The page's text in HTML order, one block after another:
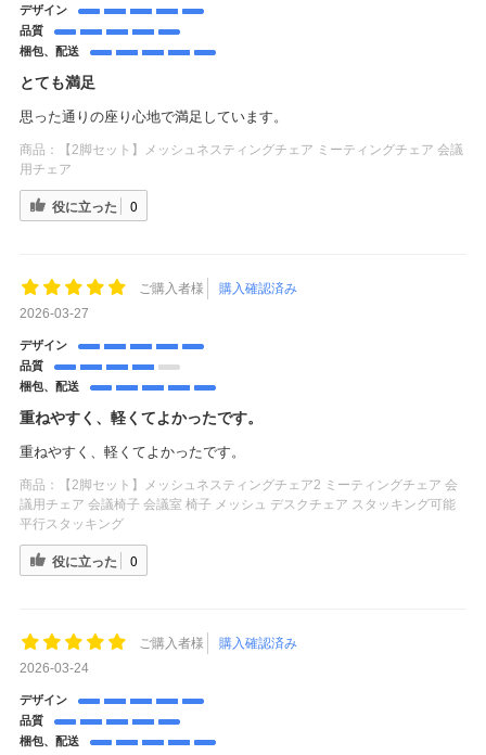
デザイン
品質
梱包、配送
とても満足
思った通りの座り心地で満足しています。
商品：
【2脚セット】メッシュネスティングチェア ミーティングチェア 会議
用チェア
役に立った 0
ご購入者様
購入確認済み
2026-03-27
デザイン
品質
梱包、配送
重ねやすく、軽くてよかったです。
重ねやすく、軽くてよかったです。
商品：
【2脚セット】メッシュネスティングチェア2 ミーティングチェア 会
議用チェア 会議椅子 会議室 椅子 メッシュ デスクチェア スタッキング可能
平行スタッキング
役に立った 0
ご購入者様
購入確認済み
2026-03-24
デザイン
品質
梱包、配送